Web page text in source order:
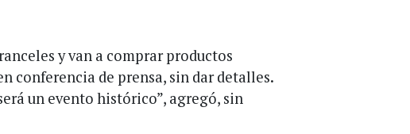
y van a comprar productos
conferencia de prensa, sin dar detalles.
un evento histórico”, agregó, sin